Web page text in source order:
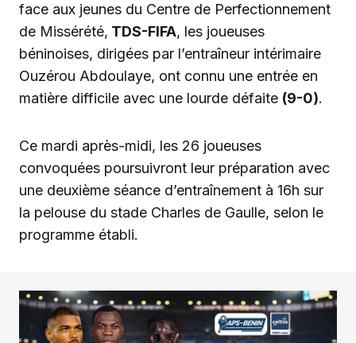
face aux jeunes du Centre de Perfectionnement
de Missérété, TDS-FIFA, les joueuses
béninoises, dirigées par l’entraîneur intérimaire
Ouzérou Abdoulaye, ont connu une entrée en
matière difficile avec une lourde défaite (9-0).
Ce mardi après-midi, les 26 joueuses
convoquées poursuivront leur préparation avec
une deuxième séance d’entraînement à 16h sur
la pelouse du stade Charles de Gaulle, selon le
programme établi.